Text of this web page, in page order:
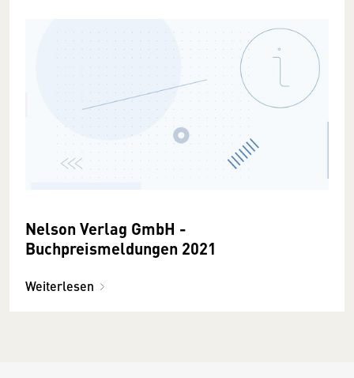
Nelson Verlag GmbH -
Buchpreismeldungen 2021
Weiterlesen